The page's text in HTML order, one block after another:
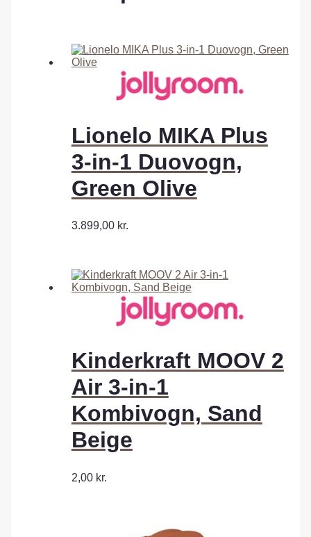
Lionelo MIKA Plus
3-in-1 Duovogn,
Green Olive
3.899,00 kr.
Kinderkraft MOOV 2
Air 3-in-1
Kombivogn, Sand
Beige
2,00 kr.